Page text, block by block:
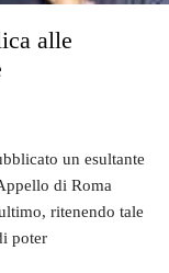
alle
un esultante
di Roma
ritenendo tale
poter